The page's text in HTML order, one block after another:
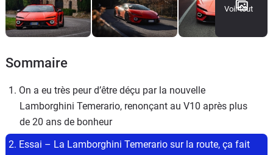
Voir tout
Sommaire
1. On a eu très peur d’être déçu par la nouvelle
Lamborghini Temerario, renonçant au V10 après plus
de 20 ans de bonheur
2. Essai – La Lamborghini Temerario sur la route, ça fait